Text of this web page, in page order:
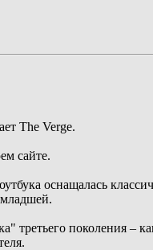
The Verge.
сайте.
оснащалась
третьего поколения –